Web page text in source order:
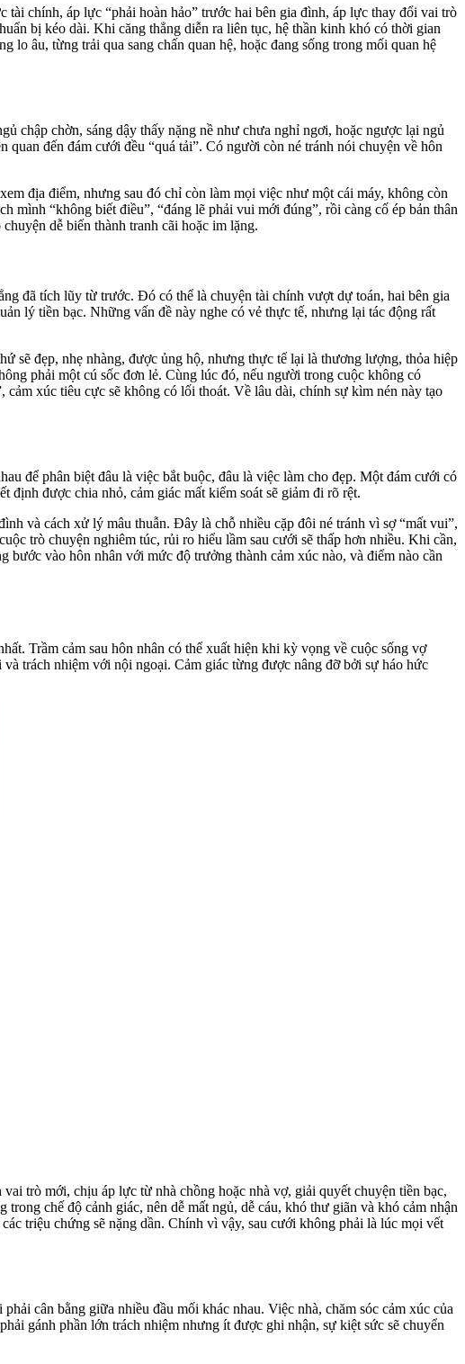
chính, áp lực “phải hoàn hảo” trước hai bên gia đình, áp lực thay đổi vai trò
bị kéo dài. Khi căng thẳng diễn ra liên tục, hệ thần kinh khó có thời gian
lo âu, từng trải qua sang chấn quan hệ, hoặc đang sống trong mối quan hệ
chập chờn, sáng dậy thấy nặng nề như chưa nghỉ ngơi, hoặc ngược lại ngủ
đến đám cưới đều “quá tải”. Có người còn né tránh nói chuyện về hôn
địa điểm, nhưng sau đó chỉ còn làm mọi việc như một cái máy, không còn
mình “không biết điều”, “đáng lẽ phải vui mới đúng”, rồi càng cố ép bản thân
dễ biến thành tranh cãi hoặc im lặng.
đã tích lũy từ trước. Đó có thể là chuyện tài chính vượt dự toán, hai bên gia
lý tiền bạc. Những vấn đề này nghe có vẻ thực tế, nhưng lại tác động rất
sẽ đẹp, nhẹ nhàng, được ủng hộ, nhưng thực tế lại là thương lượng, thỏa hiệp
phải một cú sốc đơn lẻ. Cùng lúc đó, nếu người trong cuộc không có
xúc tiêu cực sẽ không có lối thoát. Về lâu dài, chính sự kìm nén này tạo
để phân biệt đâu là việc bắt buộc, đâu là việc làm cho đẹp. Một đám cưới có
được chia nhỏ, cảm giác mất kiểm soát sẽ giảm đi rõ rệt.
và cách xử lý mâu thuẫn. Đây là chỗ nhiều cặp đôi né tránh vì sợ “mất vui”,
trò chuyện nghiêm túc, rủi ro hiểu lầm sau cưới sẽ thấp hơn nhiều. Khi cần,
vào hôn nhân với mức độ trưởng thành cảm xúc nào, và điểm nào cần
Trầm cảm sau hôn nhân có thể xuất hiện khi kỳ vọng về cuộc sống vợ
trách nhiệm với nội ngoại. Cảm giác từng được nâng đỡ bởi sự háo hức
trò mới, chịu áp lực từ nhà chồng hoặc nhà vợ, giải quyết chuyện tiền bạc,
chế độ cảnh giác, nên dễ mất ngủ, dễ cáu, khó thư giãn và khó cảm nhận
triệu chứng sẽ nặng dần. Chính vì vậy, sau cưới không phải là lúc mọi vết
cân bằng giữa nhiều đầu mối khác nhau. Việc nhà, chăm sóc cảm xúc của
gánh phần lớn trách nhiệm nhưng ít được ghi nhận, sự kiệt sức sẽ chuyển